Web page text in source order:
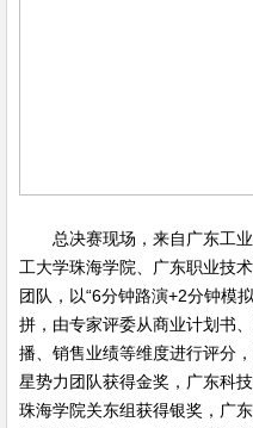
总决赛现场，来自广东工
工大学珠海学院、广东职业技
团队，以“6分钟路演+2分钟模
拼，由专家评委从商业计划书
播、销售业绩等维度进行评分
星势力团队获得金奖，广东科
珠海学院关东组获得银奖，广